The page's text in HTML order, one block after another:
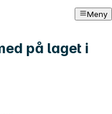
Meny
på laget i